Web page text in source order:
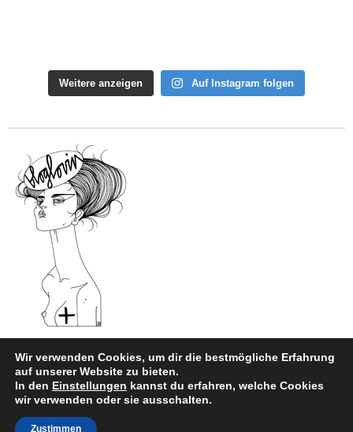
Weitere anzeigen Auf Instagram folgen
Impressum |Datenschutz
Wir verwenden Cookies, um dir die bestmögliche Erfahrung
auf unserer Website zu bieten.
In den Einstellungen kannst du erfahren, welche Cookies
wir verwenden oder sie ausschalten.
Zustimmen